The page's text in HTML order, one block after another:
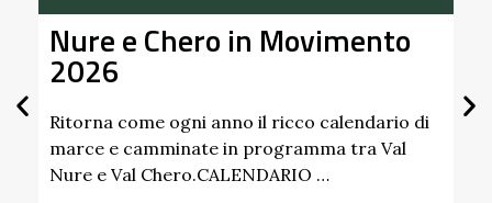
Nure e Chero in Movimento
2026
Ritorna come ogni anno il ricco calendario di
marce e camminate in programma tra Val
Nure e Val Chero.CALENDARIO …